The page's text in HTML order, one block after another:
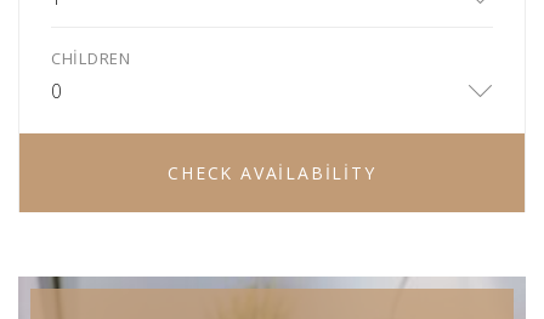
CHILDREN
0
CHECK AVAILABILITY